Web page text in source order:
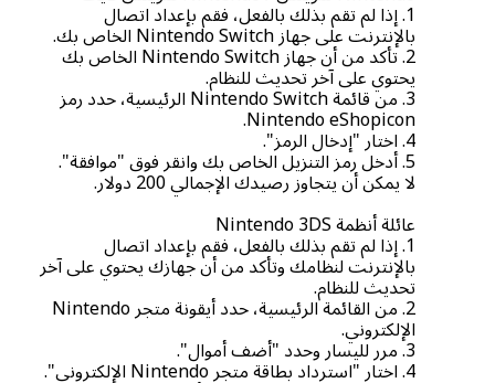
1. إذا لم تقم بذلك بالفعل، فقم بإعداد اتصال
بالإنترنت على جهاز Nintendo Switch الخاص بك.
2. تأكد من أن جهاز Nintendo Switch الخاص بك
يحتوي على آخر تحديث للنظام.
3. من قائمة Nintendo Switch الرئيسية، حدد رمز
Nintendo eShopicon.
لا يمكن أن يتجاوز رصيدك الإجمالي 200 دولار.
عائلة أنظمة Nintendo 3DS
1. إذا لم تقم بذلك بالفعل، فقم بإعداد اتصال
بالإنترنت لنظامك وتأكد من أن جهازك يحتوي على آخر
تحديث للنظام.
2. من القائمة الرئيسية، حدد أيقونة متجر Nintendo
الإلكتروني.